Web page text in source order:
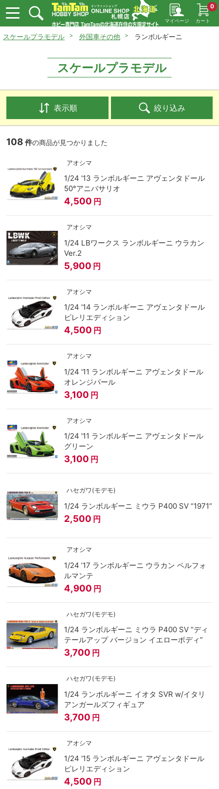
マイページ カート
0
スケールプラモデル 外国車その他 ランボルギーニ
スケールプラモデル
表示順 絞り込み
108 件の商品が見つかりました
アオシマ
1/24 '13 ランボルギーニ アヴェンタドール
50°アニバサリオ
4,500 円
アオシマ
1/24 LBワークス ランボルギーニ ウラカン
Ver.2
5,900 円
アオシマ
1/24 '14 ランボルギーニ アヴェンタドール
ピレリエディション
4,500 円
アオシマ
1/24 '11 ランボルギーニ アヴェンタドール
オレンジパール
3,100 円
アオシマ
1/24 '11 ランボルギーニ アヴェンタドール
グリーン
3,100 円
ハセガワ(モデモ)
1/24 ランボルギーニ ミウラ P400 SV “1971”
2,500 円
アオシマ
1/24 ’17 ランボルギーニ ウラカン ペルフォ
ルマンテ
4,900 円
ハセガワ(モデモ)
1/24 ランボルギーニ ミウラ P400 SV “ディ
テールアップ バージョン イエローボディ”
3,700 円
ハセガワ(モデモ)
1/24 ランボルギーニ イオタ SVR w/イタリ
アンガールズフィギュア
3,700 円
アオシマ
1/24 '15 ランボルギーニ アヴェンタドール
ピレリエディション
4,500 円